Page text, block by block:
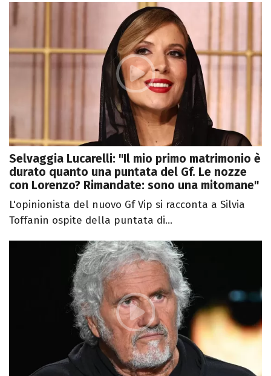
Selvaggia Lucarelli: "Il mio primo matrimonio è
durato quanto una puntata del Gf. Le nozze
con Lorenzo? Rimandate: sono una mitomane"
L'opinionista del nuovo Gf Vip si racconta a Silvia
Toffanin ospite della puntata di...